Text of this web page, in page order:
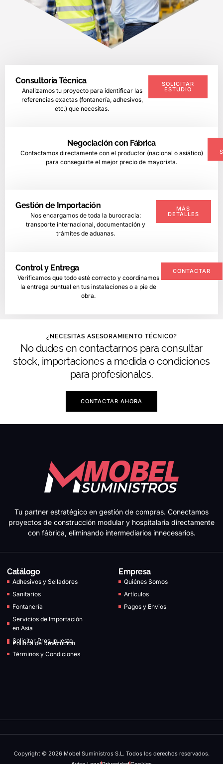
Consultoría Técnica
Analizamos tu proyecto para identificar las
referencias exactas (fontanería, adhesivos,
etc.) que necesitas.
SOLICITAR
ESTUDIO
Negociación con Fábrica
Contactamos directamente con el productor (nacional o asiático)
para conseguirte el mejor precio de mayorista.
Gestión de Importación
Nos encargamos de toda la burocracia:
transporte internacional, documentación y
trámites de aduanas.
MÁS
DETALLES
Control y Entrega
Verificamos que todo esté correcto y coordinamos
la entrega puntual en tus instalaciones o a pie de
obra.
CONTACTAR
¿NECESITAS ASESORAMIENTO TÉCNICO?
No dudes en contactarnos para consultar
stock, importaciones a medida o condiciones
para profesionales.
CONTACTAR AHORA
Tu partner estratégico en gestión de compras. Conectamos
proyectos de construcción modular y hospitalaria directamente
con fábrica, eliminando intermediarios innecesarios.
Catálogo
Adhesivos y Selladores
Sanitarios
Fontanería
Servicios de Importación
en Asia
Solicitar Presupuesto
Política de Devolución
Términos y Condiciones
Empresa
Quiénes Somos
Artículos
Pagos y Envios
Copyright © 2026 Mobel Suministros S.L. Todos los derechos reservados.